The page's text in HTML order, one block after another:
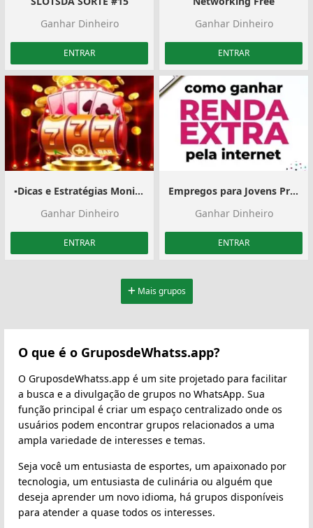
Ganhar Dinheiro
ENTRAR
Ganhar Dinheiro
ENTRAR
▪️Dicas e Estratégias Monique Slots
Ganhar Dinheiro
ENTRAR
Empregos para Jovens Profissionais
Ganhar Dinheiro
ENTRAR
Mais grupos
O que é o GruposdeWhatss.app?
O GruposdeWhatss.app é um site projetado para facilitar
a busca e a divulgação de grupos no WhatsApp. Sua
função principal é criar um espaço centralizado onde os
usuários podem encontrar grupos relacionados a uma
ampla variedade de interesses e temas.
Seja você um entusiasta de esportes, um apaixonado por
tecnologia, um entusiasta de culinária ou alguém que
deseja aprender um novo idioma, há grupos disponíveis
para atender a quase todos os interesses.